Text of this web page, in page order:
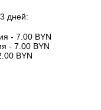
дней:
- 7.00 BYN
- 7.00 BYN
BYN